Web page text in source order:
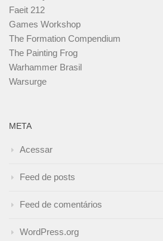
Faeit 212
Games Workshop
The Formation Compendium
The Painting Frog
Warhammer Brasil
Warsurge
META
Acessar
Feed de posts
Feed de comentários
WordPress.org